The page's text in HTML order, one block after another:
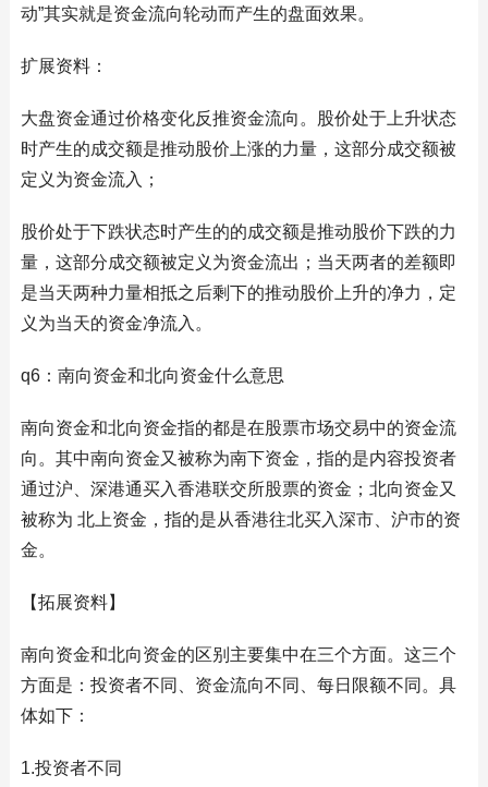
动”其实就是资金流向轮动而产生的盘面效果。
扩展资料：
大盘资金通过价格变化反推资金流向。股价处于上升状态
时产生的成交额是推动股价上涨的力量，这部分成交额被
定义为资金流入；
股价处于下跌状态时产生的的成交额是推动股价下跌的力
量，这部分成交额被定义为资金流出；当天两者的差额即
是当天两种力量相抵之后剩下的推动股价上升的净力，定
义为当天的资金净流入。
q6：南向资金和北向资金什么意思
南向资金和北向资金指的都是在股票市场交易中的资金流
向。其中南向资金又被称为南下资金，指的是内容投资者
通过沪、深港通买入香港联交所股票的资金；北向资金又
被称为 北上资金，指的是从香港往北买入深市、沪市的资
金。
【拓展资料】
南向资金和北向资金的区别主要集中在三个方面。这三个
方面是：投资者不同、资金流向不同、每日限额不同。具
体如下：
1.投资者不同